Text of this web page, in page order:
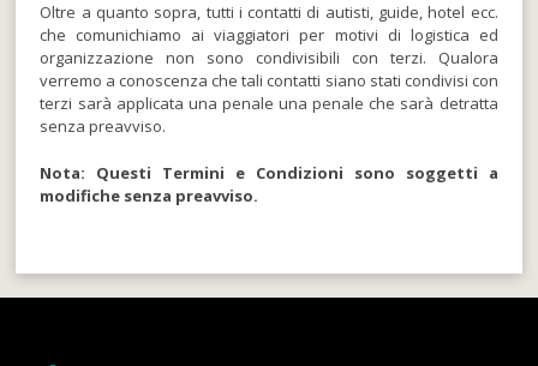
Oltre a quanto sopra, tutti i contatti di autisti, guide, hotel ecc.
che comunichiamo ai viaggiatori per motivi di logistica ed
organizzazione non sono condivisibili con terzi. Qualora
verremo a conoscenza che tali contatti siano stati condivisi con
terzi sarà applicata una penale una penale che sarà detratta
senza preavviso.
Nota: Questi Termini e Condizioni sono soggetti a
modifiche senza preavviso.